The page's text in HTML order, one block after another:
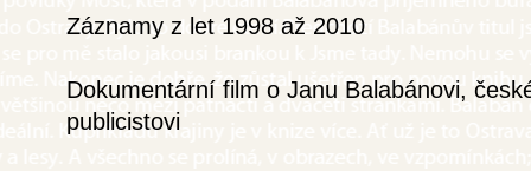
Záznamy z let 1998 až 2010
Dokumentární film o Janu Balabánovi,
publicistovi